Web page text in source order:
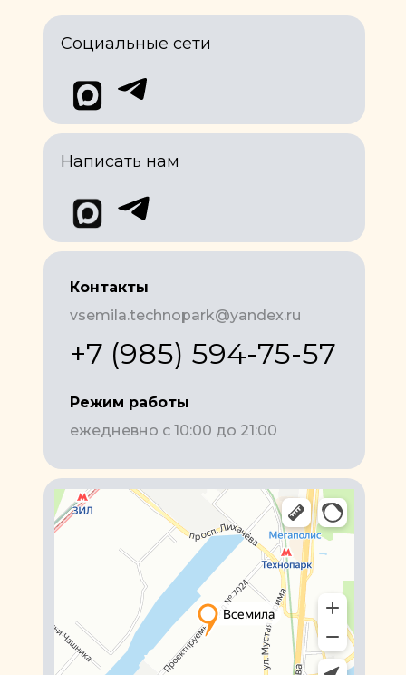
Контакты
vsemila.technopark@yandex.ru
Режим работы
ежедневно с 10:00 до 21:00
+7 (985) 594-75-57
Социальные сети
Написать нам